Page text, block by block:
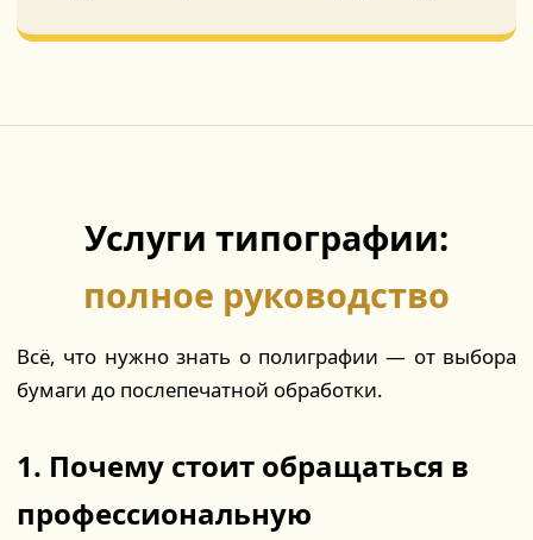
Услуги типографии:
полное руководство
Всё, что нужно знать о полиграфии — от выбора
бумаги до послепечатной обработки.
1. Почему стоит обращаться в
профессиональную